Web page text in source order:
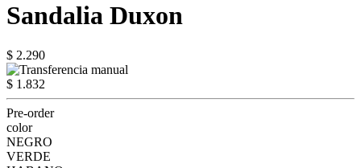
Sandalia Duxon
$ 2.290
$ 1.832
Pre-order
color
NEGRO
VERDE